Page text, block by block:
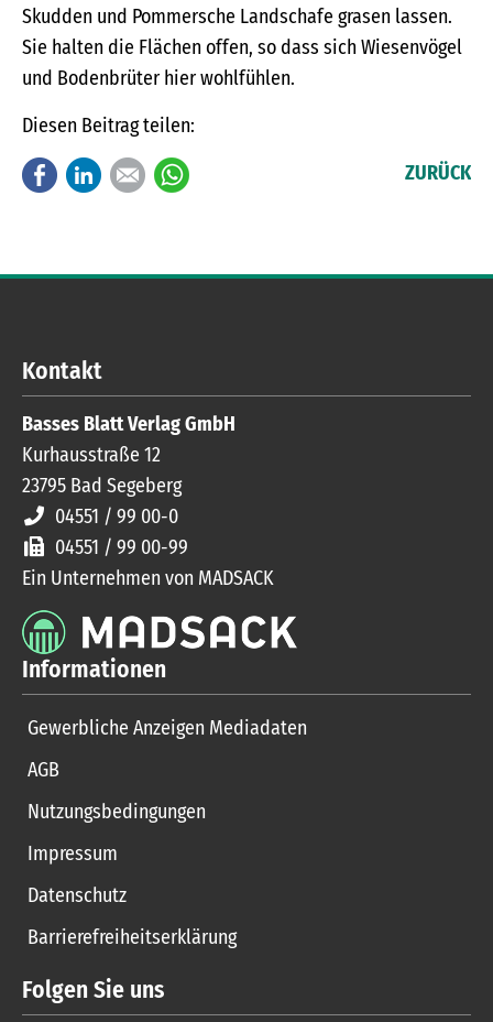
Skudden und Pommersche Landschafe grasen lassen.
Sie halten die Flächen offen, so dass sich Wiesenvögel
und Bodenbrüter hier wohlfühlen.
Diesen Beitrag teilen:
FacebookLinkedInE-mail ZURÜCK
Kontakt
Basses Blatt Verlag GmbH
Kurhausstraße 12
23795 Bad Segeberg
04551 / 99 00-0
04551 / 99 00-99
Ein Unternehmen von MADSACK
Informationen
Gewerbliche Anzeigen Mediadaten
AGB
Nutzungsbedingungen
Impressum
Datenschutz
Barrierefreiheitserklärung
Folgen Sie uns